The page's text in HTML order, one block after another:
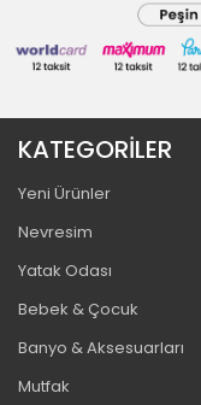
KATEGORİLER
Yeni Ürünler
Nevresim
Yatak Odası
Bebek & Çocuk
Banyo & Aksesuarları
Mutfak